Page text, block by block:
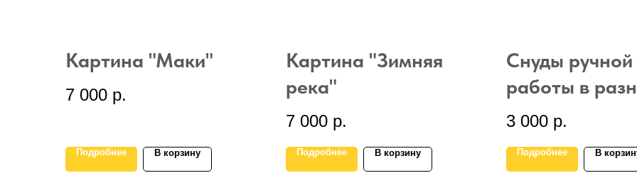
Картина "Маки"
7 000 р.
Подробнее В корзину
Картина "Зимняя
река"
7 000 р.
Подробнее В корзину
Снуды ручной
работы в
цветовой
3 000 р.
Подробнее В